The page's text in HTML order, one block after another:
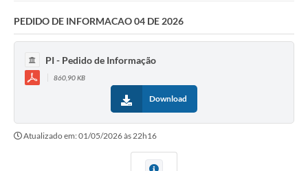
PEDIDO DE INFORMACAO 04 DE 2026
PI - Pedido de Informação
860,90 KB
Download
Atualizado em: 01/05/2026 às 22h16